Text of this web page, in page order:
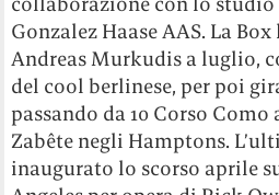
Gonzalez Haase AAS. La
Andreas Murkudis a luglio,
del cool berlinese, per poi
passando da 10 Corso
Zabête negli Hamptons.
inaugurato lo scorso aprile